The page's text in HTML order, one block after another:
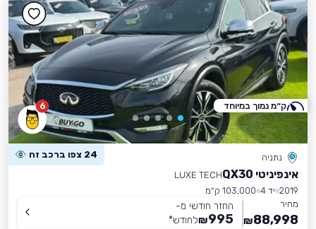
6
נתניה 24 צפו ברכב זה
אינפיניטי QX30
LUXE TECH
2019 יד 4
103,000 ק״מ
מחיר
88,998
₪
החזר חודשי מ-
995
₪לחודש*
ק״מ נמוך במיוחד